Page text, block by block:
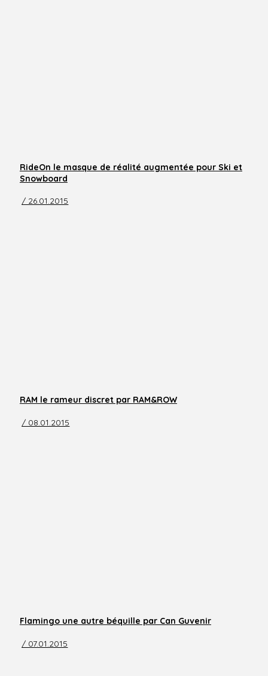
RideOn le masque de réalité augmentée pour Ski et
Snowboard
/ 26.01.2015
RAM le rameur discret par RAM&ROW
/ 08.01.2015
Flamingo une autre béquille par Can Guvenir
/ 07.01.2015